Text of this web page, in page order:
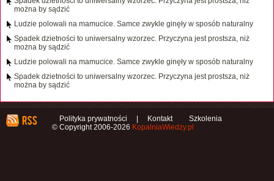
można by sądzić
Ludzie polowali na mamucice. Samce zwykle ginęły w sposób naturalny
Spadek dzietności to uniwersalny wzorzec. Przyczyna jest prostsza, niż
można by sądzić
Ludzie polowali na mamucice. Samce zwykle ginęły w sposób naturalny
Spadek dzietności to uniwersalny wzorzec. Przyczyna jest prostsza, niż
można by sądzić
Polityka prywatności Kontakt
Szkolenia
© Copyright 2006-2026 KopalniaWiedzy.pl